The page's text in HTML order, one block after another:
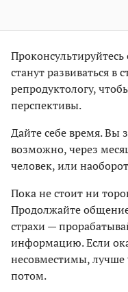
станут развиваться в
репродуктологу,
перспективы.
Дайте себе время. Вы
возможно, через
человек, или
Пока не стоит ни
Продолжайте
страхи —
информацию. Если
несовместимы, лучше
потом.